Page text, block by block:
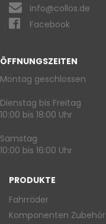
info@collos.de
Facebook
ÖFFNUNGSZEITEN
Montag geschlossen
Dienstag bis Freitag
10:00 bis 18:00 Uhr
Samstag
10:00 bis 16:00 Uhr
PRODUKTE
Fahrräder
Komponenten Zubehör